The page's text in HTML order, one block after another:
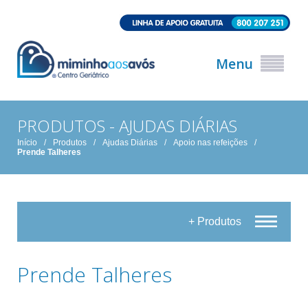
Menu
PRODUTOS - AJUDAS DIÁRIAS
Início / Produtos / Ajudas Diárias / Apoio nas refeições
/
Prende Talheres
+ Produtos
Prende Talheres